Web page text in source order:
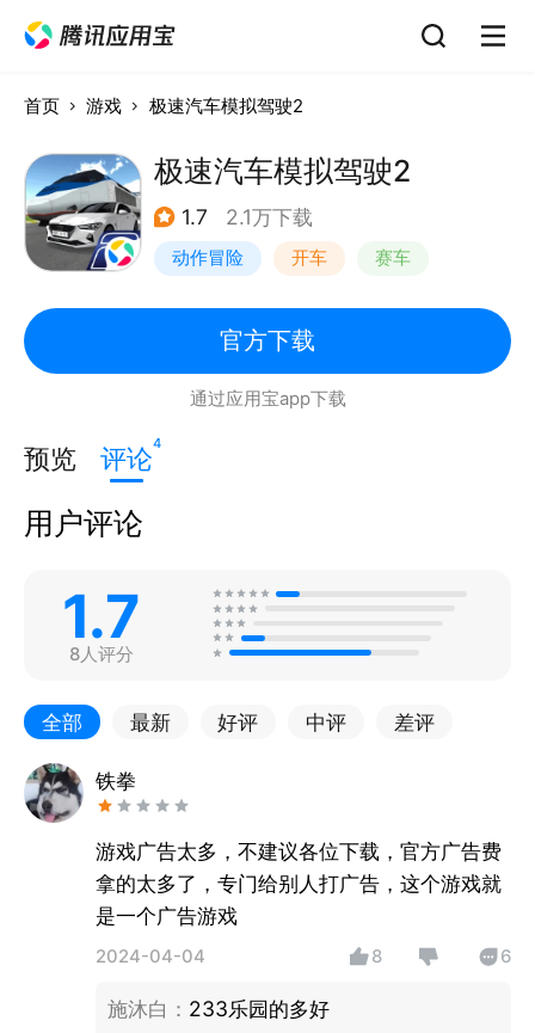
首页 游戏 极速汽车模拟驾驶2
极速汽车模拟驾驶2
1.7 2.1万下载
动作冒险 开车 赛车
漂移
官方下载
通过应用宝app下载
预览 评论4
用户评论
1.7
8人评分
全部 最新 好评 中评 差评
铁拳
游戏广告太多，不建议各位下载，官方广告费
拿的太多了，专门给别人打广告，这个游戏就
是一个广告游戏
2024-04-04 8 6
施沐白 ： 233乐园的多好